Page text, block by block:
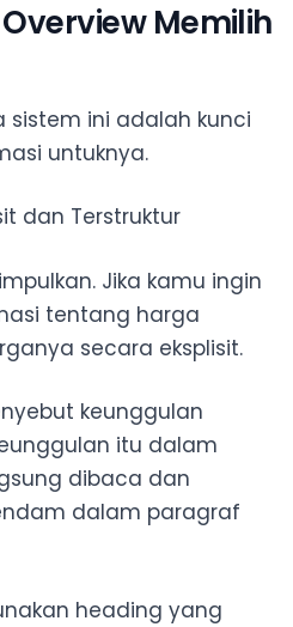
Memilih
sistem ini adalah kunci
untuknya.
dan Terstruktur
Jika kamu ingin
tentang harga
secara eksplisit.
keunggulan
itu dalam
dibaca dan
dalam paragraf
heading yang